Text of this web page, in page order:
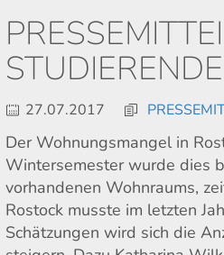
27.07.2017
Der Wohnungsmangel in
Wintersemester wurde dies
vorhandenen Wohnraums,
Rostock musste im letzten
Schätzungen wird sich die